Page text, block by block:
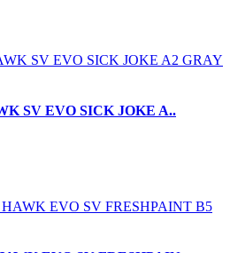
SV EVO SICK JOKE A..